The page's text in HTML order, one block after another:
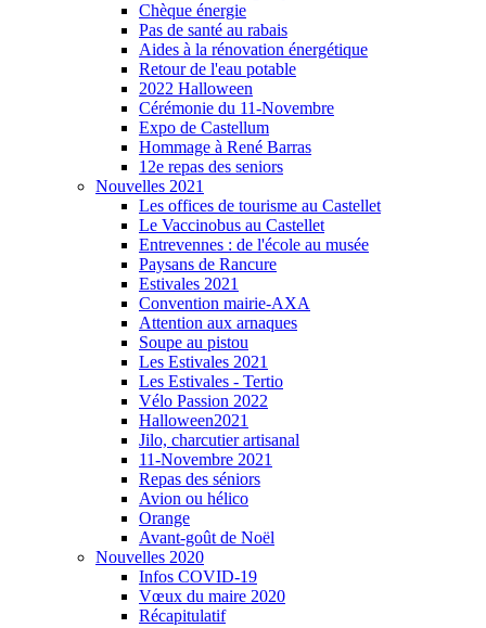
Chèque énergie
Pas de santé au rabais
Aides à la rénovation énergétique
Retour de l'eau potable
2022 Halloween
Cérémonie du 11-Novembre
Expo de Castellum
Hommage à René Barras
12e repas des seniors
Nouvelles 2021
Les offices de tourisme au Castellet
Le Vaccinobus au Castellet
Entrevennes : de l'école au musée
Paysans de Rancure
Estivales 2021
Convention mairie-AXA
Attention aux arnaques
Soupe au pistou
Les Estivales 2021
Les Estivales - Tertio
Vélo Passion 2022
Halloween2021
Jilo, charcutier artisanal
11-Novembre 2021
Repas des séniors
Avion ou hélico
Orange
Avant-goût de Noël
Nouvelles 2020
Infos COVID-19
Vœux du maire 2020
Récapitulatif